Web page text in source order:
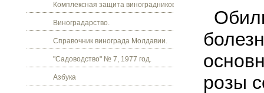
Комплексная защита виноградников.
Виноградарство.
Справочник винограда Молдавии.
"Садоводство" № 7, 1977 год.
Азбука
розы